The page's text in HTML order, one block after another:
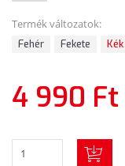
Termék változatok:
Fehér Fekete Kék
4 990 Ft